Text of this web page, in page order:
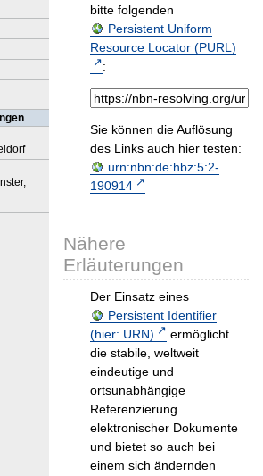
bitte folgenden
Persistent Uniform
Resource Locator (PURL)
:
Sie können die Auflösung
des Links auch hier testen:
urn:nbn:de:hbz:5:2-
190914
Nähere
Erläuterungen
Der Einsatz eines
Persistent Identifier
(hier: URN)
ermöglicht
die stabile, weltweit
eindeutige und
ortsunabhängige
Referenzierung
elektronischer Dokumente
und bietet so auch bei
einem sich ändernden